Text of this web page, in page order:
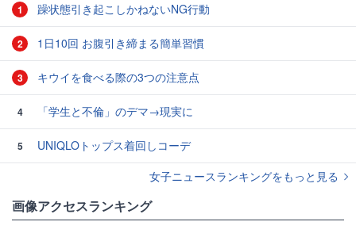
1 躁状態引き起こしかねないNG行動
2 1日10回 お腹引き締まる簡単習慣
3 キウイを食べる際の3つの注意点
4 「学生と不倫」のデマ→現実に
5
UNIQLOトップス着回しコーデ
女子ニュースランキングをもっと見る
画像アクセスランキング